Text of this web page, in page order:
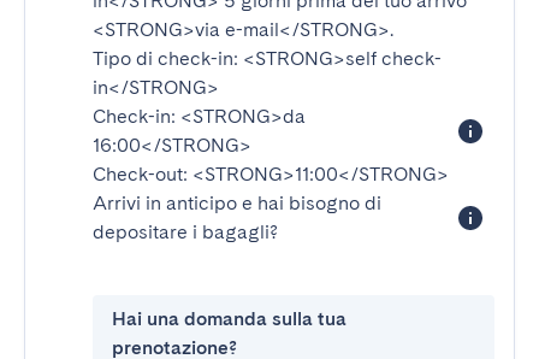
<STRONG>via e-mail</STRONG>.
Tipo di check-in: <STRONG>self check-
in</STRONG>
Check-in: <STRONG>da
16:00</STRONG>
Check-out: <STRONG>11:00</STRONG>
Arrivi in anticipo e hai bisogno di
depositare i bagagli?
Hai una domanda sulla tua
prenotazione?